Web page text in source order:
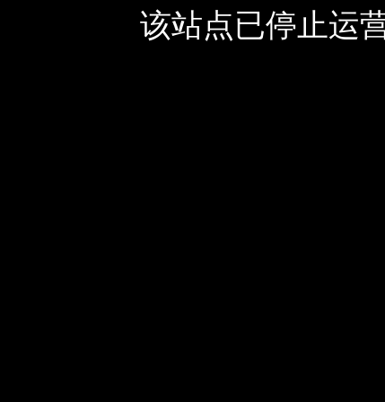
该站点已停止运